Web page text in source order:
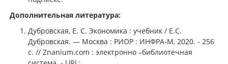
Дополнительная литература:
Дубровская, Е. С. Экономика : учебник / Е.С.
Дубровская. — Москва : РИОР : ИНФРА-М, 2020. - 256
с. // Znanium.com : электронно –библиотечная